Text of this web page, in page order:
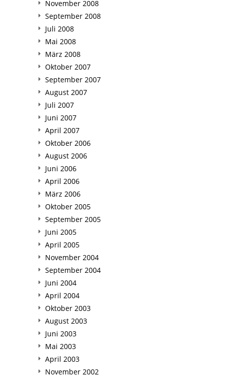
November 2008
September 2008
Juli 2008
Mai 2008
März 2008
Oktober 2007
September 2007
August 2007
Juli 2007
Juni 2007
April 2007
Oktober 2006
August 2006
Juni 2006
April 2006
März 2006
Oktober 2005
September 2005
Juni 2005
April 2005
November 2004
September 2004
Juni 2004
April 2004
Oktober 2003
August 2003
Juni 2003
Mai 2003
April 2003
November 2002